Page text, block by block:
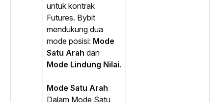
untuk kontrak
Futures. Bybit
mendukung dua
mode posisi: Mode
Satu Arah
dan
Mode Lindung Nilai.
Mode Satu Arah
Dalam Mode Satu